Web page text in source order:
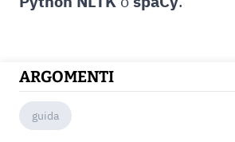
ARGOMENTI
guida